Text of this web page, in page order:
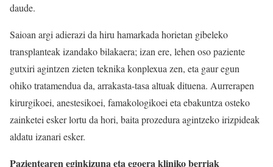
daude.
Saioan argi adierazi da hiru hamarkada horietan gibeleko
transplanteak izandako bilakaera; izan ere, lehen oso paziente
gutxiri agintzen zieten teknika konplexua zen, eta gaur egun
ohiko tratamendua da, arrakasta-tasa altuak dituena. Aurrerapen
kirurgikoei, anestesikoei, famakologikoei eta ebakuntza osteko
zainketei esker lortu da hori, baita prozedura agintzeko irizpideak
aldatu izanari esker.
Pazientearen eginkizuna eta egoera kliniko berriak